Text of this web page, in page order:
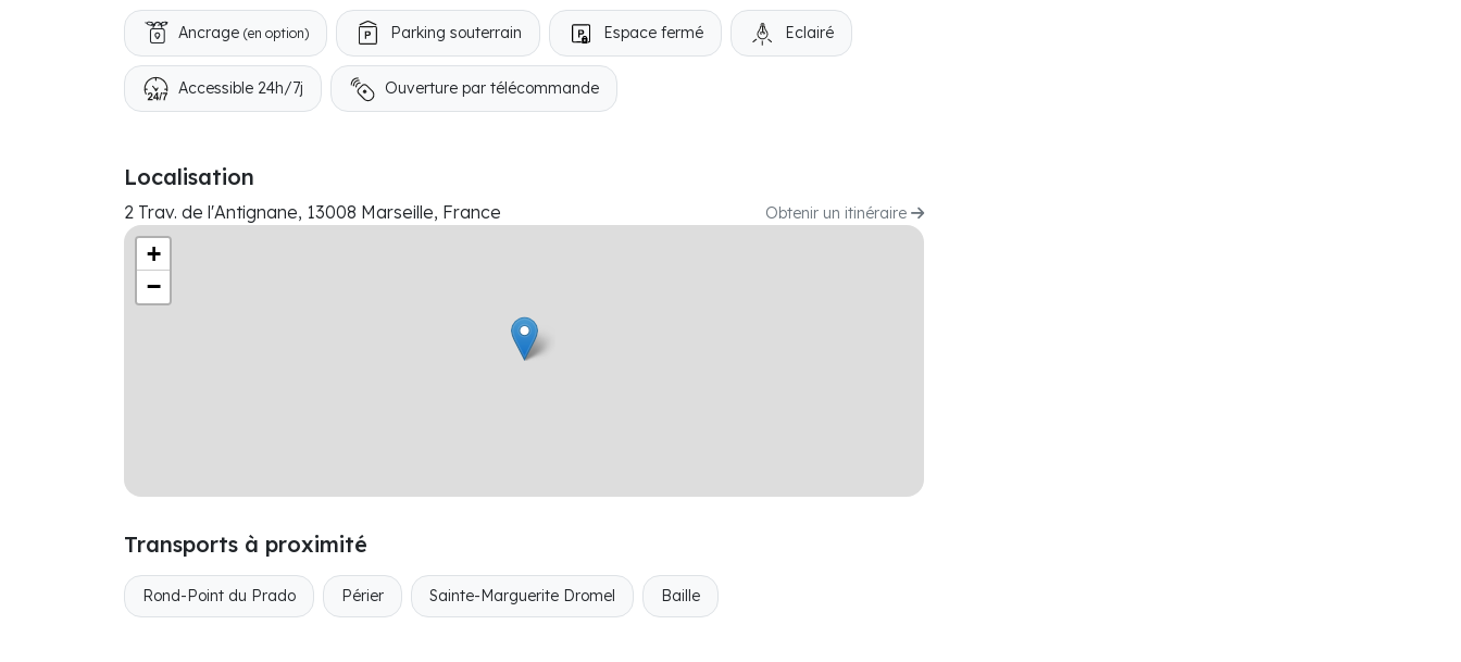
Ancrage (en option) Parking souterrain Espace fermé Eclairé
Accessible 24h/7j Ouverture par télécommande
Localisation
2 Trav. de l'Antignane, 13008 Marseille, France Obtenir un itinéraire
+
−
Transports à proximité
Rond-Point du Prado Périer Sainte-Marguerite Dromel Baille